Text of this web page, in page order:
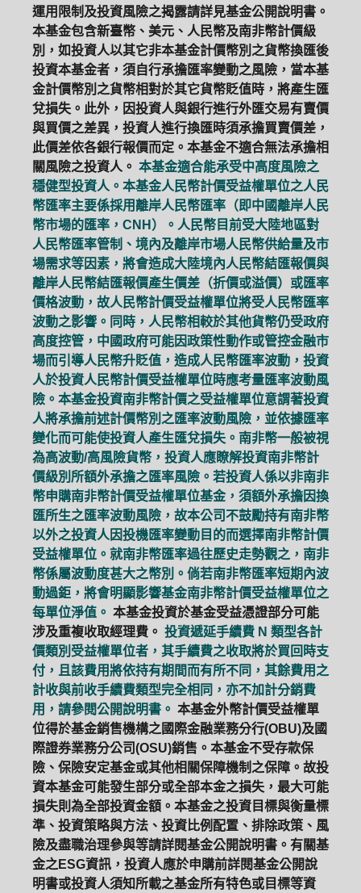
運用限制及投資風險之揭露請詳見基金公開說明書。
本基金包含新臺幣、美元、人民幣及南非幣計價級
別，如投資人以其它非本基金計價幣別之貨幣換匯後
投資本基金者，須自行承擔匯率變動之風險，當本基
金計價幣別之貨幣相對於其它貨幣貶值時，將產生匯
兌損失。此外，因投資人與銀行進行外匯交易有賣價
與買價之差異，投資人進行換匯時須承擔買賣價差，
此價差依各銀行報價而定。本基金不適合無法承擔相
關風險之投資人。 本基金適合能承受中高度風險之
穩健型投資人。本基金人民幣計價受益權單位之人民
幣匯率主要係採用離岸人民幣匯率（即中國離岸人民
幣市場的匯率，CNH）。人民幣目前受大陸地區對
人民幣匯率管制、境內及離岸市場人民幣供給量及市
場需求等因素，將會造成大陸境內人民幣結匯報價與
離岸人民幣結匯報價產生價差（折價或溢價）或匯率
價格波動，故人民幣計價受益權單位將受人民幣匯率
波動之影響。同時，人民幣相較於其他貨幣仍受政府
高度控管，中國政府可能因政策性動作或管控金融市
場而引導人民幣升貶值，造成人民幣匯率波動，投資
人於投資人民幣計價受益權單位時應考量匯率波動風
險。本基金投資南非幣計價之受益權單位意謂著投資
人將承擔前述計價幣別之匯率波動風險，並依據匯率
變化而可能使投資人產生匯兌損失。南非幣一般被視
為高波動/高風險貨幣，投資人應瞭解投資南非幣計
價級別所額外承擔之匯率風險。若投資人係以非南非
幣申購南非幣計價受益權單位基金，須額外承擔因換
匯所生之匯率波動風險，故本公司不鼓勵持有南非幣
以外之投資人因投機匯率變動目的而選擇南非幣計價
受益權單位。就南非幣匯率過往歷史走勢觀之，南非
幣係屬波動度甚大之幣別。倘若南非幣匯率短期內波
動過鉅，將會明顯影響基金南非幣計價受益權單位之
每單位淨值。 本基金投資於基金受益憑證部分可能
涉及重複收取經理費。 投資遞延手續費 N 類型各計
價類別受益權單位者，其手續費之收取將於買回時支
付，且該費用將依持有期間而有所不同，其餘費用之
計收與前收手續費類型完全相同，亦不加計分銷費
用，請參閱公開說明書。 本基金外幣計價受益權單
位得於基金銷售機構之國際金融業務分行(OBU)及國
際證券業務分公司(OSU)銷售。本基金不受存款保
險、保險安定基金或其他相關保障機制之保障。故投
資本基金可能發生部分或全部本金之損失，最大可能
損失則為全部投資金額。本基金之投資目標與衡量標
準、投資策略與方法、投資比例配置、排除政策、風
險及盡職治理參與等請詳閱基金公開說明書。有關基
金之ESG資訊，投資人應於申購前詳閱基金公開說
明書或投資人須知所載之基金所有特色或目標等資